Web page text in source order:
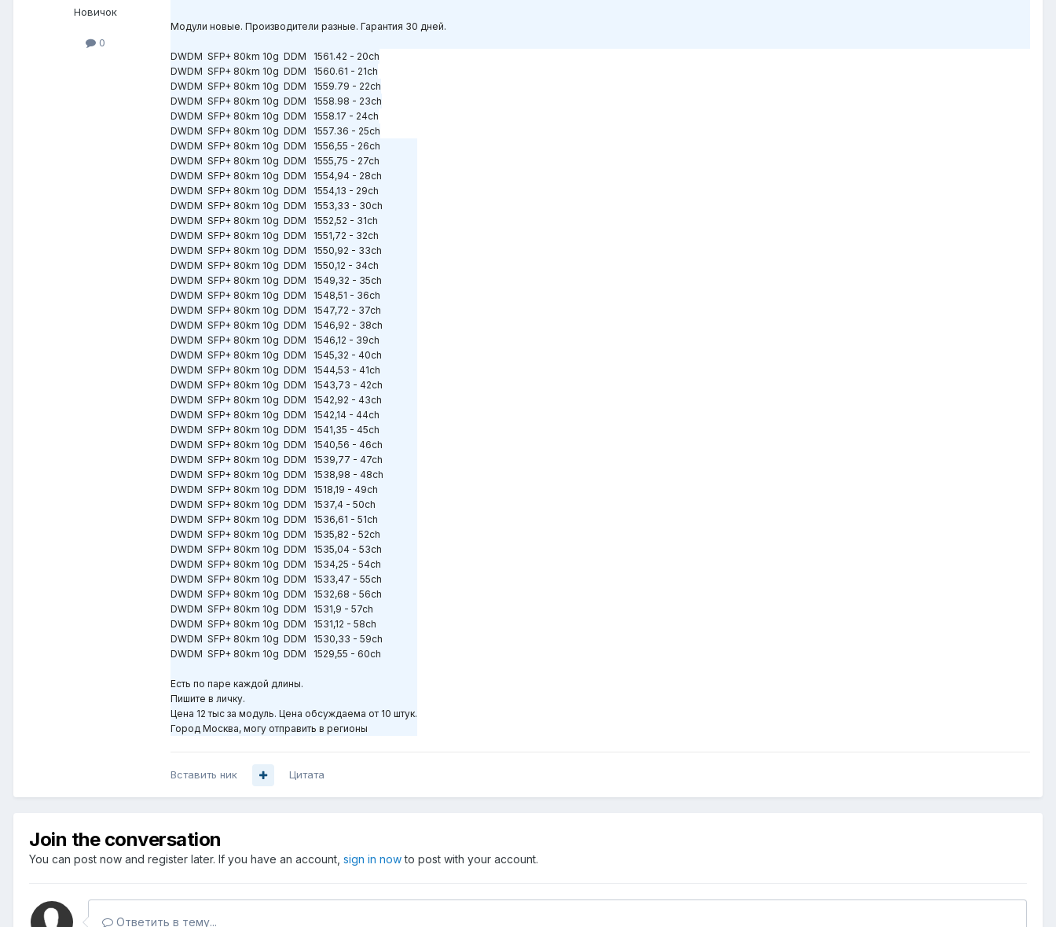
Новичок
0
Модули новые. Производители разные. Гарантия 30 дней.
DWDM SFP+ 80km 10g DDM 1561.42 - 20ch
DWDM SFP+ 80km 10g DDM 1560.61 - 21ch
DWDM SFP+ 80km 10g DDM 1559.79 - 22ch
DWDM SFP+ 80km 10g DDM 1558.98 - 23ch
DWDM SFP+ 80km 10g DDM 1558.17 - 24ch
DWDM SFP+ 80km 10g DDM 1557.36 - 25ch
DWDM SFP+ 80km 10g DDM 1556,55 - 26ch
DWDM SFP+ 80km 10g DDM 1555,75 - 27ch
DWDM SFP+ 80km 10g DDM 1554,94 - 28ch
DWDM SFP+ 80km 10g DDM 1554,13 - 29ch
DWDM SFP+ 80km 10g DDM 1553,33 - 30ch
DWDM SFP+ 80km 10g DDM 1552,52 - 31ch
DWDM SFP+ 80km 10g DDM 1551,72 - 32ch
DWDM SFP+ 80km 10g DDM 1550,92 - 33ch
DWDM SFP+ 80km 10g DDM 1550,12 - 34ch
DWDM SFP+ 80km 10g DDM 1549,32 - 35ch
DWDM SFP+ 80km 10g DDM 1548,51 - 36ch
DWDM SFP+ 80km 10g DDM 1547,72 - 37ch
DWDM SFP+ 80km 10g DDM 1546,92 - 38ch
DWDM SFP+ 80km 10g DDM 1546,12 - 39ch
DWDM SFP+ 80km 10g DDM 1545,32 - 40ch
DWDM SFP+ 80km 10g DDM 1544,53 - 41ch
DWDM SFP+ 80km 10g DDM 1543,73 - 42ch
DWDM SFP+ 80km 10g DDM 1542,92 - 43ch
DWDM SFP+ 80km 10g DDM 1542,14 - 44ch
DWDM SFP+ 80km 10g DDM 1541,35 - 45ch
DWDM SFP+ 80km 10g DDM 1540,56 - 46ch
DWDM SFP+ 80km 10g DDM 1539,77 - 47ch
DWDM SFP+ 80km 10g DDM 1538,98 - 48ch
DWDM SFP+ 80km 10g DDM 1518,19 - 49ch
DWDM SFP+ 80km 10g DDM 1537,4 - 50ch
DWDM SFP+ 80km 10g DDM 1536,61 - 51ch
DWDM SFP+ 80km 10g DDM 1535,82 - 52ch
DWDM SFP+ 80km 10g DDM 1535,04 - 53ch
DWDM SFP+ 80km 10g DDM 1534,25 - 54ch
DWDM SFP+ 80km 10g DDM 1533,47 - 55ch
DWDM SFP+ 80km 10g DDM 1532,68 - 56ch
DWDM SFP+ 80km 10g DDM 1531,9 - 57ch
DWDM SFP+ 80km 10g DDM 1531,12 - 58ch
DWDM SFP+ 80km 10g DDM 1530,33 - 59ch
DWDM SFP+ 80km 10g DDM 1529,55 - 60ch
Есть по паре каждой длины.
Пишите в личку.
Цена 12 тыс за модуль. Цена обсуждаема от 10 штук.
Город Москва, могу отправить в регионы
Вставить ник Цитата
Join the conversation
You can post now and register later. If you have an account, sign in nowto post with your account.
Ответить в тему...